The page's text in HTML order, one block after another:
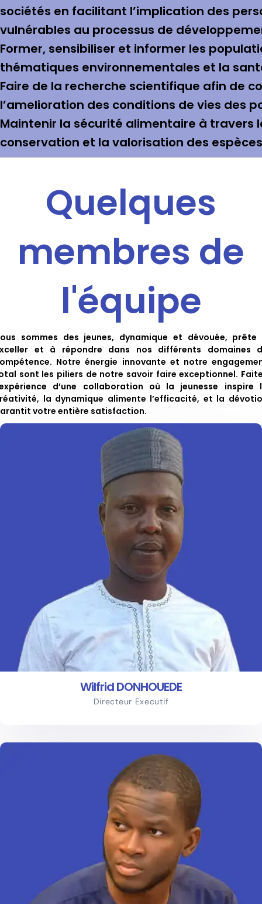
sociétés en facilitant l’implication des
vulnérables au processus de
Former, sensibiliser et informer les
thématiques environnementales et la
Faire de la recherche scientifique afin de
l’amelioration des conditions de vies des
Maintenir la sécurité alimentaire à travers
conservation et la valorisation des
Quelques
membres de
l'équipe
sommes des jeunes, dynamique et dévouée, prête
et à répondre dans nos différents domaines
Notre énergie innovante et notre
sont les piliers de notre savoir faire exceptionnel.
d’une collaboration où la jeunesse inspire
la dynamique alimente l’efficacité, et la
votre entière satisfaction.
Wilfrid DONHOUEDE
Directeur Executif